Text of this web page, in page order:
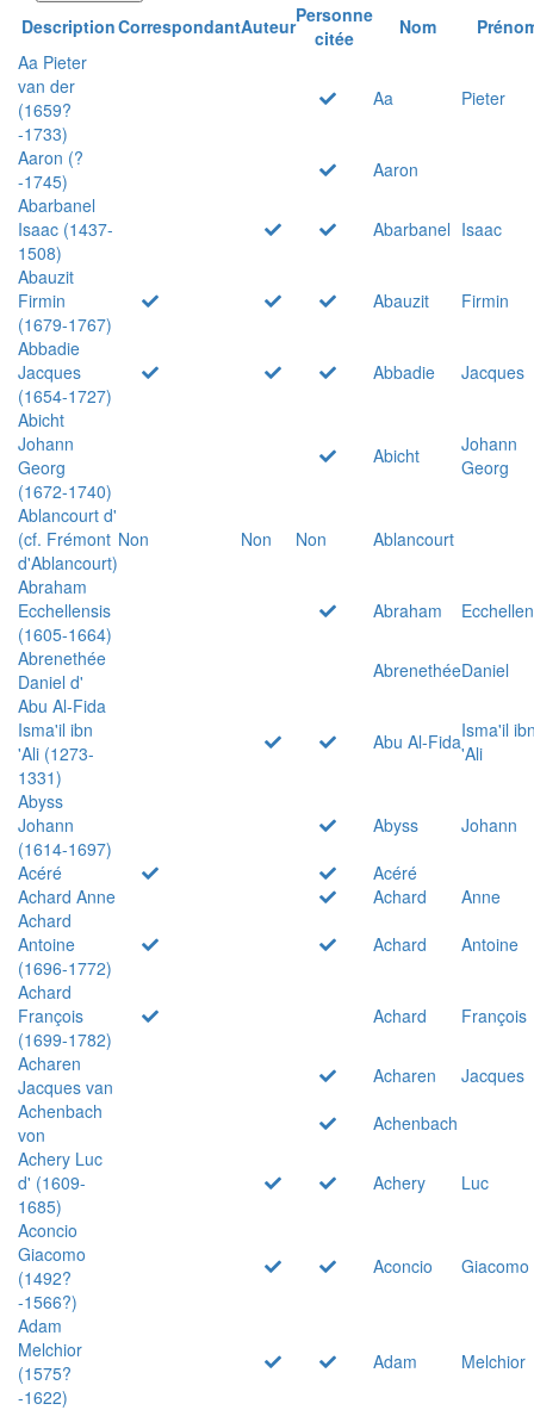
DescriptionCorrespondantAuteurPersonne
citée
Nom
Aa Pieter
van der
(1659?
-1733)
Aa Pieter
Aaron (?
-1745)
Aaron
Abarbanel
Isaac (1437-
1508)
Abarbanel Isaac
Abauzit
Firmin
(1679-1767)
Abauzit
Firmin
Abbadie
Jacques
(1654-1727)
Abbadie
Jacques
Abicht
Johann
Georg
(1672-1740)
Abicht
Johann
Georg
Ablancourt d'
(cf. Frémont
d'Ablancourt)
Non Non Non
Ablancourt
Abraham
Ecchellensis
(1605-1664)
Abraham
Abrenethée
Daniel d'
AbrenethéeDaniel
Abu Al-Fida
Isma'il ibn
'Ali (1273-
1331)
Abu Al-FidaIsma'il
'Ali
Abyss
Johann
(1614-1697)
Abyss
Johann
Acéré
Acéré
Achard Anne
Achard
Anne
Achard
Antoine
(1696-1772)
Achard
Antoine
Achard
François
(1699-1782)
Achard
François
Acharen
Jacques van
Acharen
Jacques
Achenbach
von
Achenbach
Achery Luc
d' (1609-
1685)
Achery
Luc
Aconcio
Giacomo
(1492?
-1566?)
Aconcio Giacomo
Adam
Melchior
(1575?
-1622)
Adam Melchior